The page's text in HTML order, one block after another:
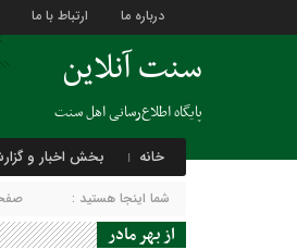
درباره ما ارتباط با ما
سنت آنلاین
پایگاه اطلاع‌رسانی اهل سنت
خانه بخش اخبار و
شما اینجا هستید :
از بهر مادر